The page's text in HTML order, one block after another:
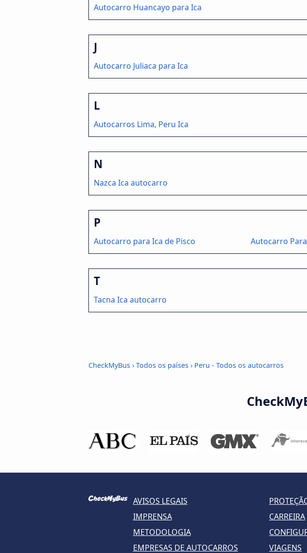
Autocarro Huancayo para Ica
J
Autocarro Juliaca para Ica
L
Autocarros Lima, Peru Ica
N
Nazca Ica autocarro
P
Autocarro para Ica de Pisco Autocarro
T
Tacna Ica autocarro
CheckMyBus › Todos os países › Peru - Todos os autocarros
AVISOS LEGAIS
IMPRENSA
CARREIRA
METODOLOGIA
EMPRESAS DE AUTOCARROS
VIAGENS